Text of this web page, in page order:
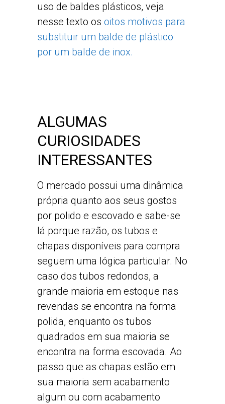
uso de baldes plásticos, veja
nesse texto os oitos motivos para
substituir um balde de plástico
por um balde de inox.
ALGUMAS
CURIOSIDADES
INTERESSANTES
O mercado possui uma dinâmica
própria quanto aos seus gostos
por polido e escovado e sabe-se
lá porque razão, os tubos e
chapas disponíveis para compra
seguem uma lógica particular. No
caso dos tubos redondos, a
grande maioria em estoque nas
revendas se encontra na forma
polida, enquanto os tubos
quadrados em sua maioria se
encontra na forma escovada. Ao
passo que as chapas estão em
sua maioria sem acabamento
algum ou com acabamento